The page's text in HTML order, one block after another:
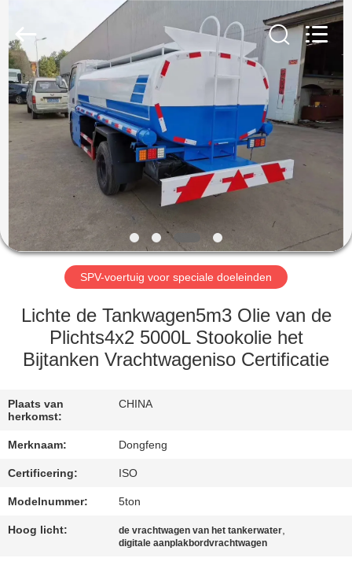
HUIS
PRODUCTEN
ONGEVEER
ONS
FABRIEKSREIS
KWALITEITSCONTROLE
CONTACTEER
CITAAT
SITEMAP
LTD..
Rights
Reserved.
SPV-voertuig voor speciale doeleinden
Lichte de Tankwagen5m3 Olie van de
Plichts4x2 5000L Stookolie het
Bijtanken Vrachtwageniso Certificatie
Plaats van
herkomst:
CHINA
Merknaam: Dongfeng
Certificering: ISO
Modelnummer: 5ton
Hoog licht: de vrachtwagen van het tankerwater,
digitale aanplakbordvrachtwagen